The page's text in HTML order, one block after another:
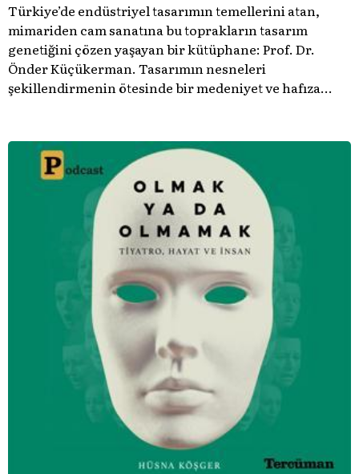
Türkiye’de endüstriyel tasarımın temellerini atan,
mimariden cam sanatına bu toprakların tasarım
genetiğini çözen yaşayan bir kütüphane: Prof. Dr.
Önder Küçükerman. ​Tasarımın nesneleri
şekillendirmenin ötesinde bir medeniyet ve hafıza